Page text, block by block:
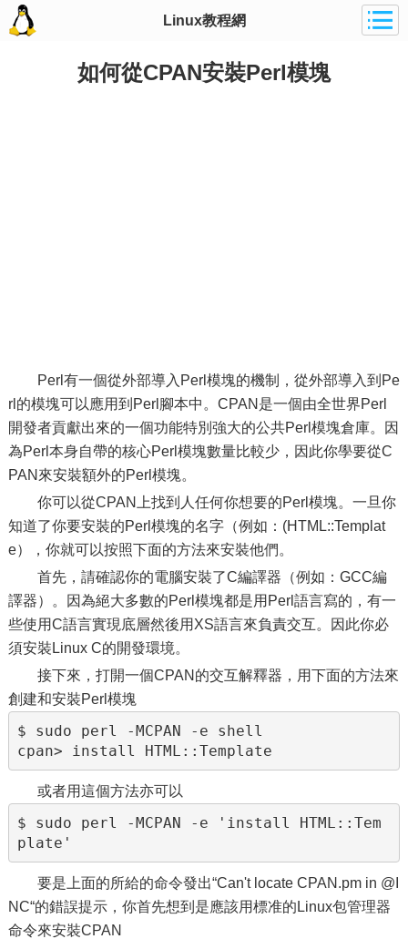
Linux教程網
如何從CPAN安裝Perl模塊
Perl有一個從外部導入Perl模塊的機制，從外部導入到Pe
rl的模塊可以應用到Perl腳本中。CPAN是一個由全世界Perl
開發者貢獻出來的一個功能特別強大的公共Perl模塊倉庫。因
為Perl本身自帶的核心Perl模塊數量比較少，因此你學要從C
PAN來安裝額外的Perl模塊。
你可以從CPAN上找到人任何你想要的Perl模塊。一旦你
知道了你要安裝的Perl模塊的名字（例如：(HTML::Templat
e），你就可以按照下面的方法來安裝他們。
首先，請確認你的電腦安裝了C編譯器（例如：GCC編
譯器）。因為絕大多數的Perl模塊都是用Perl語言寫的，有一
些使用C語言實現底層然後用XS語言來負責交互。因此你必
須安裝Linux C的開發環境。
接下來，打開一個CPAN的交互解釋器，用下面的方法來
創建和安裝Perl模塊
$ sudo perl -MCPAN -e shell
或者用這個方法亦可以
$ sudo perl -MCPAN -e 'install HTML::Tem
要是上面的所給的命令發出“Can't locate CPAN.pm in @I
NC“的錯誤提示，你首先想到是應該用標准的Linux包管理器
命令來安裝CPAN